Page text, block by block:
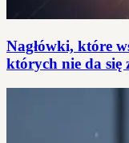
Nagłówki, które
których nie da się